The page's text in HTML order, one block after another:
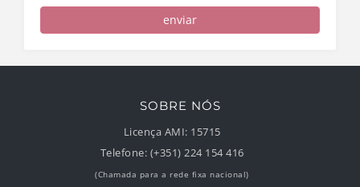
enviar
SOBRE NÓS
Licença AMI: 15715
Telefone: (+351) 224 154 416
(Chamada para a rede fixa nacional)